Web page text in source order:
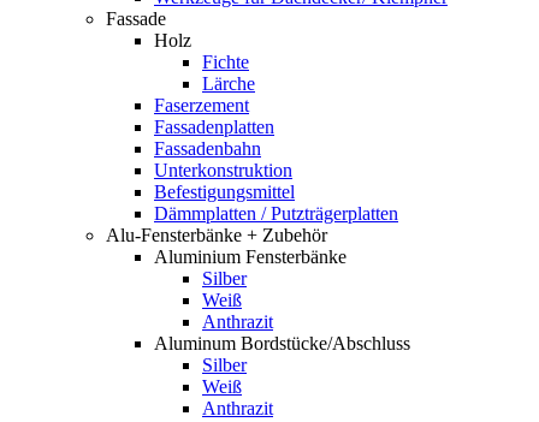
Fassade
Holz
Fichte
Lärche
Faserzement
Fassadenplatten
Fassadenbahn
Unterkonstruktion
Befestigungsmittel
Dämmplatten / Putzträgerplatten
Alu-Fensterbänke + Zubehör
Aluminium Fensterbänke
Silber
Weiß
Anthrazit
Aluminum Bordstücke/Abschluss
Silber
Weiß
Anthrazit